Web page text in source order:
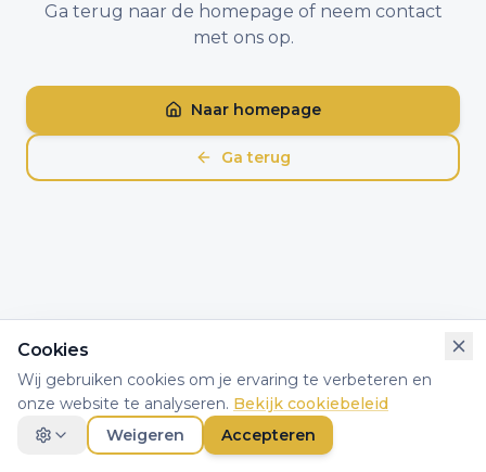
Ga terug naar de homepage of neem contact
met ons op.
Naar homepage
Ga terug
Cookies
Wij gebruiken cookies om je ervaring te verbeteren en
onze website te analyseren. Bekijk cookiebeleid
Weigeren
Accepteren